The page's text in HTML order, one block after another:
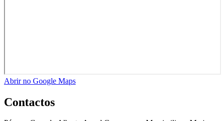
Abrir no Google Maps
Contactos